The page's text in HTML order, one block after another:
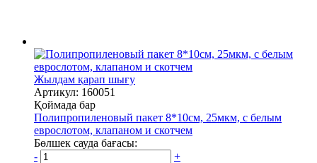
Жылдам қарап шығу
Артикул: 160051
Қоймада бар
Полипропиленовый пакет 8*10см, 25мкм, с белым
еврослотом, клапаном и скотчем
Бөлшек сауда бағасы:
-
+